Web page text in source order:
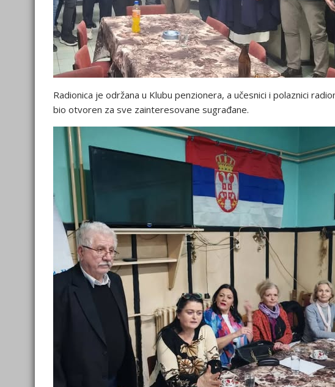
Radionica je održana u Klubu penzionera, a učesnici i polaznici
bio otvoren za sve zainteresovane sugrađane.